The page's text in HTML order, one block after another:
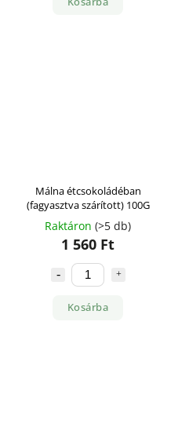
Málna étcsokoládéban
(fagyasztva szárított) 100G
Raktáron (>5 db)
1 560 Ft
Kosárba